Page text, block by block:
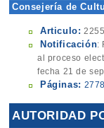
Consejería de
Articulo: 2255
Notificación:
al proceso
fecha 21 de
Páginas: 2778
AUTORIDAD